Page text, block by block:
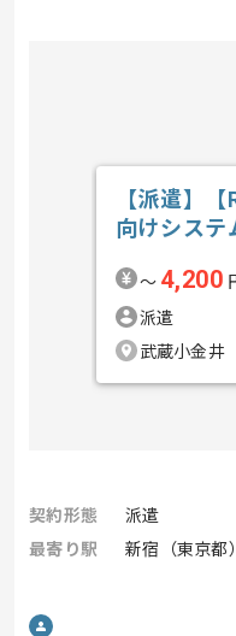
【派遣】
向けシステ
〜 4,200
派遣
武蔵小金井
契約形態
派遣
最寄り駅
新宿（東京都